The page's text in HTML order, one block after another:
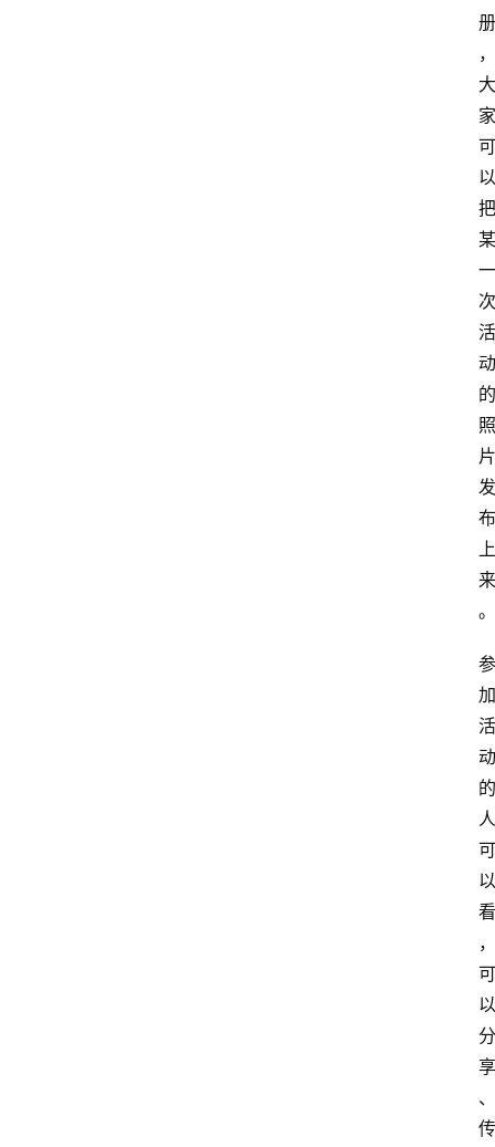
册
，
大
家
可
以
把
某
一
次
活
动
的
照
片
发
布
上
来
。
参
加
活
动
的
人
可
以
看
，
可
以
分
享
、
传